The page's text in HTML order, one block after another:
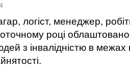
логіст, менеджер,
році
з інвалідністю в межах